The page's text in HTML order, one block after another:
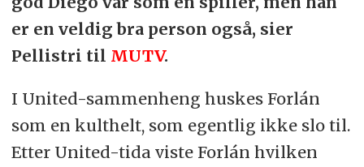
er en veldig bra person også, sier
Pellistri til MUTV.
I United-sammenheng huskes Forlán
som en kulthelt, som egentlig ikke slo til.
Etter United-tida viste Forlán hvilken